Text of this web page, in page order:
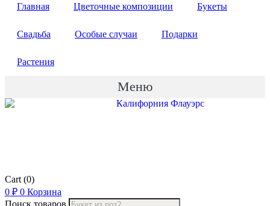
Главная Цветочные композиции Букеты
Свадьба Особые случаи Подарки
Растения
Меню
Cart (0)
0 ₽ 0 Корзина
Поиск товаров